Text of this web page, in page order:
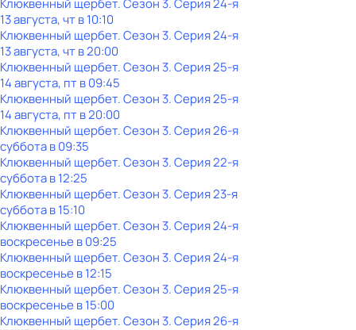
Клюквенный щербет. Сезон 3. Серия 24-я
13 августа, чт в 10:10
Клюквенный щербет. Сезон 3. Серия 24-я
13 августа, чт в 20:00
Клюквенный щербет. Сезон 3. Серия 25-я
14 августа, пт в 09:45
Клюквенный щербет. Сезон 3. Серия 25-я
14 августа, пт в 20:00
Клюквенный щербет. Сезон 3. Серия 26-я
субботав09:35
Клюквенный щербет. Сезон 3. Серия 22-я
субботав12:25
Клюквенный щербет. Сезон 3. Серия 23-я
субботав15:10
Клюквенный щербет. Сезон 3. Серия 24-я
воскресенье в09:25
Клюквенный щербет. Сезон 3. Серия 24-я
воскресенье в12:15
Клюквенный щербет. Сезон 3. Серия 25-я
воскресенье в15:00
Клюквенный щербет. Сезон 3. Серия 26-я